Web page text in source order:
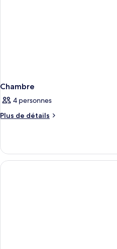
Chambre
4 personnes
Plus de détails
Plus
le
type
de